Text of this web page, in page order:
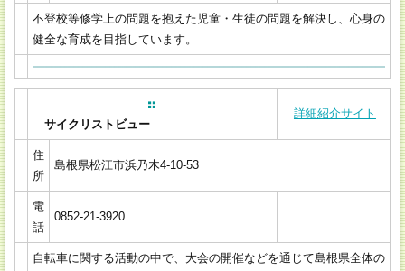
不登校等修学上の問題を抱えた児童・生徒の問題を解決し、心身の
健全な育成を目指しています。
サイクリストビュー
詳細紹介サイト
住
所
島根県松江市浜乃木4-10-53
電
話
0852-21-3920
自転車に関する活動の中で、大会の開催などを通じて島根県全体の